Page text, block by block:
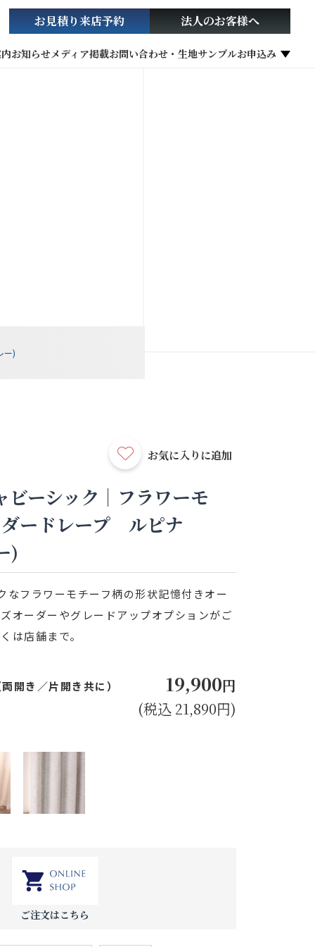
お知らせメディア掲載お問い合わせ・生地サンプルお申込み
お見積り来店予約 法人のお客様へ
ー)
お気に入りに追加
ビーシック｜フラワーモ
ードレープ ルピナ
)
なフラワーモチーフ柄の形状記憶付きオー
オーダーやグレードアップオプションがご
は店舗まで。
開き／片開き共に） 19,900円
(税込 21,890円)
ご注文はこちら